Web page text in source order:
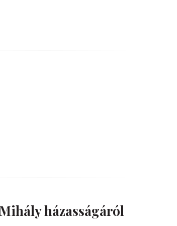
házasságáról